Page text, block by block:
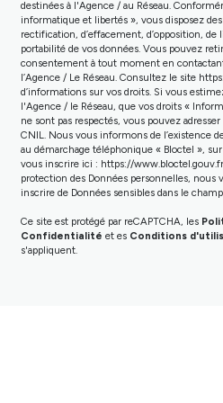
destinées à l'Agence / au Réseau.
informatique et libertés », vous disposez des
rectification, d’effacement, d’opposition,
portabilité de vos données. Vous pouvez
consentement à tout moment en
l’Agence / Le Réseau. Consultez le site
d’informations sur vos droits. Si vous
l'Agence / le Réseau, que vos droits «
ne sont pas respectés, vous pouvez
CNIL. Nous vous informons de l’existence
au démarchage téléphonique « Bloctel »,
vous inscrire ici : https://www.bloctel.gouv.fr
protection des Données personnelles, nous
inscrire de Données sensibles dans le
Ce site est protégé par reCAPTCHA, les
Confidentialité et es Conditions
s'appliquent.